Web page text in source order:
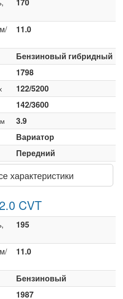
11.0
Бензиновый гибридный
1798
122/5200
142/3600
3.9
Вариатор
Передний
характеристики
CVT
195
11.0
Бензиновый
1987